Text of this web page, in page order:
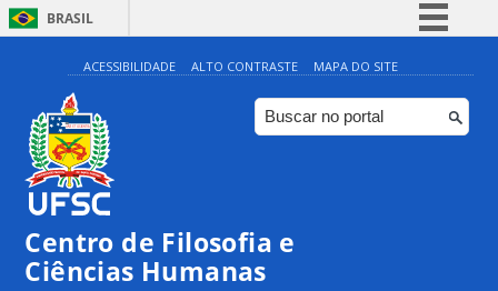
BRASIL
Simplifique!
Comunica BR
Participe
ACESSIBILIDADE ALTO CONTRASTE MAPA DO SITE
Centro de Filosofia e
Ciências Humanas